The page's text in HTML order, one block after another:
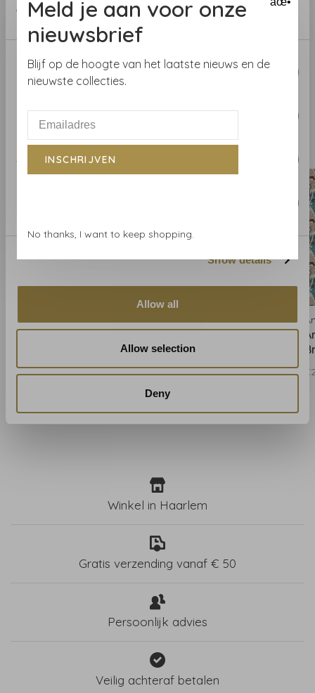
of their services.
Consent
Selection
Necessary
Statistics
Show details
Allow all
Allow selection
Deny
Breedte : 68,58 cm
Herhaal V: 21.59 cm
Gerelateerde producten BACK TO HOME
Anna French
Anna French Cornwall
€222,00
Anna French
Anna French Cornwall
Green and Beige -
AT15121
€222,00
Winkel in Haarlem
Gratis verzending vanaf € 50
Persoonlijk advies
Veilig achteraf betalen
Meld je aan voor onze
nieuwsbrief
Blijf op de hoogte van het laatste nieuws en de
nieuwste collecties.
INSCHRIJVEN
No thanks, I want to keep shopping.